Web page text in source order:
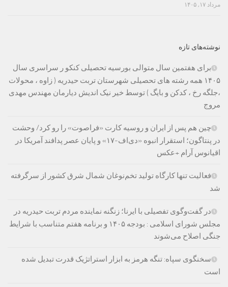
مرداد ۱۷, ۱۴۰۵
نوشته‌های تازه
برای هفتمین سال متوالی بورسیه تحصیلی کنکو ر سراسری سال
۱۴۰۵ همه رشته های تحصیلی شهرستان تربت حیدریه ( زاوه ، محولات
،جلگه رخ ، کدکن و بایگ ) توسط خیر نیک اندیش دیارمان مهندس مهدی
مروج
چین هم پس از ایران و روسیه کارت «فراصوت» را رو کرد/ وحشت
در پنتاگون؛ استقرار انبوه «دی‌اف‑۱۷» و پایان عصر پدافند آمریکا در
اقیانوس آرام +عکس
فعالیت تنها کارگاه تولید تخم‌نوغان شمال شرق کشور از سرگرفته
شد
در گفت‌وگوی تفصیلی با ایرنا؛ زنگنه نماینده مردم تربت حیدریه در
مجلس شورای اسلامی : بودجه ۱۴۰۵ و برنامه هفتم متناسب با شرایط
جنگی اصلاح می‌شوند
سخنگوی سپاه: تنگه هرمز به ابزار استراتژیک قدرت تبدیل شده
است